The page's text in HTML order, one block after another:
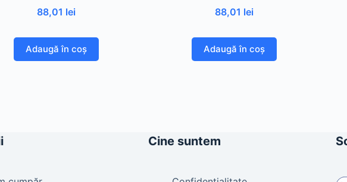
88,01 lei
Adaugă în coș
88,01 lei
Adaugă în coș
Cine suntem